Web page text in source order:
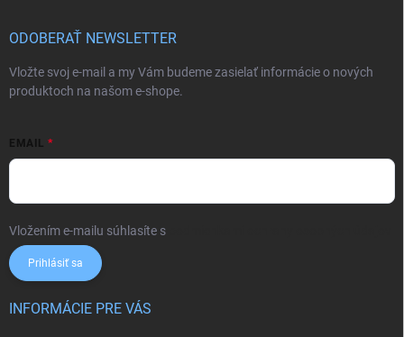
ODOBERAŤ NEWSLETTER
Vložte svoj e-mail a my Vám budeme zasielať informácie o nových
produktoch na našom e-shope.
EMAIL
Vložením e-mailu súhlasíte s
Prihlásiť sa
INFORMÁCIE PRE VÁS